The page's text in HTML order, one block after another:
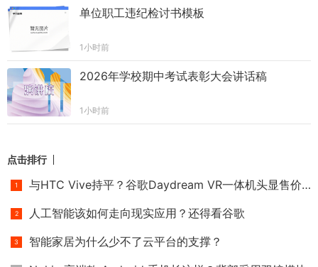
单位职工违纪检讨书模板
1小时前
2026年学校期中考试表彰大会讲话稿
1小时前
点击排行
与HTC Vive持平？谷歌Daydream VR一体机头显售价或高达6000元
人工智能该如何走向现实应用？还得看谷歌
智能家居为什么少不了云平台的支撑？